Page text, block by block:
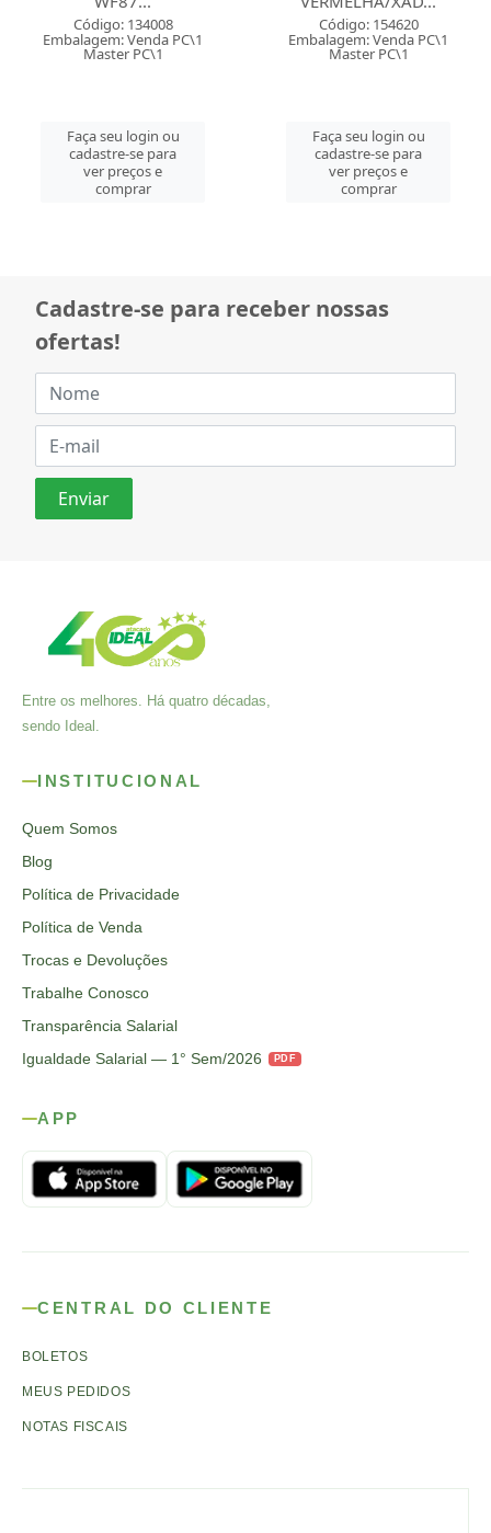
Código: 134008
Embalagem: Venda PC\1
Master PC\1
Faça seu login ou
cadastre-se para
ver preços e
comprar
Código: 154620
Embalagem: Venda PC\1
Master PC\1
Faça seu login ou
cadastre-se para
ver preços e
comprar
Cadastre-se para receber nossas
ofertas!
Entre os melhores. Há quatro décadas,
sendo Ideal.
INSTITUCIONAL
Quem Somos
Blog
Política de Privacidade
Política de Venda
Trocas e Devoluções
Trabalhe Conosco
Transparência Salarial
Igualdade Salarial — 1° Sem/2026
PDF
APP
CENTRAL DO CLIENTE
BOLETOS
MEUS PEDIDOS
NOTAS FISCAIS